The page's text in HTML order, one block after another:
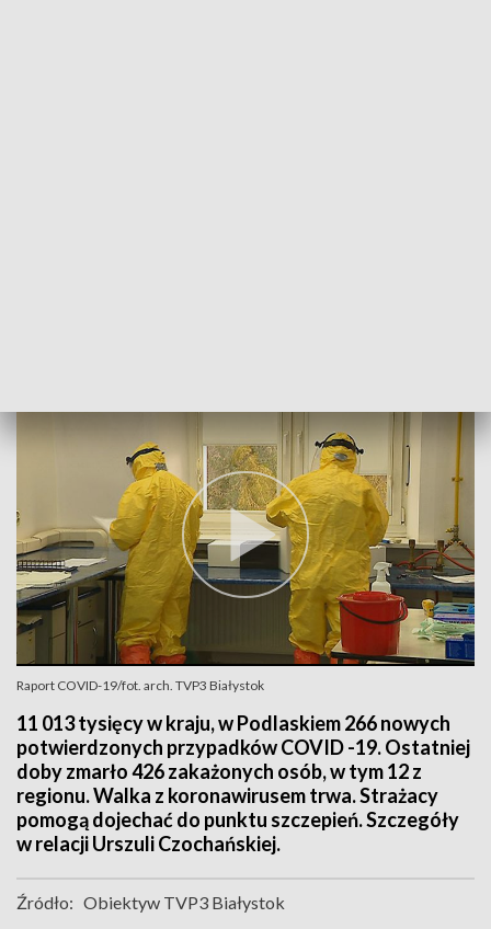
Raport COVID-19/fot. arch. TVP3 Białystok
11 013 tysięcy w kraju, w Podlaskiem 266 nowych
potwierdzonych przypadków COVID -19. Ostatniej
doby zmarło 426 zakażonych osób, w tym 12 z
regionu. Walka z koronawirusem trwa. Strażacy
pomogą dojechać do punktu szczepień. Szczegóły
w relacji Urszuli Czochańskiej.
Źródło: Obiektyw TVP3 Białystok